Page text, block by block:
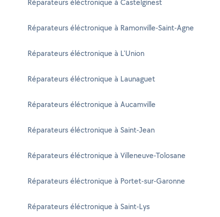
Réparateurs éléctronique à Castelginest
Réparateurs éléctronique à Ramonville-Saint-Agne
Réparateurs éléctronique à L'Union
Réparateurs éléctronique à Launaguet
Réparateurs éléctronique à Aucamville
Réparateurs éléctronique à Saint-Jean
Réparateurs éléctronique à Villeneuve-Tolosane
Réparateurs éléctronique à Portet-sur-Garonne
Réparateurs éléctronique à Saint-Lys